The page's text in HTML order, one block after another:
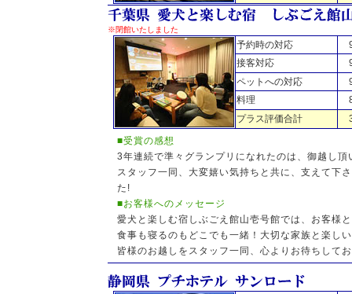
※閉館いたしました
予約時の対応
接客対応
ペットへの対応
料理
プラス評価合計
■受賞の感想
3年連続で準々グランプリになれたのは、御越し頂
スタッフ一同、大変嬉い気持ちと共に、支えて下
た!
■お客様へのメッセージ
愛犬と楽しむ宿しぶごえ館山壱号館では、お客様
食事も寝るのもどこでも一緒！大切な家族と楽し
皆様のお越しをスタッフ一同、心よりお待ちして